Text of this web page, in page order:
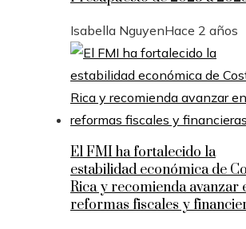
Isabella NguyenHace 2 años
El FMI ha fortalecido la
estabilidad económica de
Rica y recomienda avanzar
reformas fiscales y